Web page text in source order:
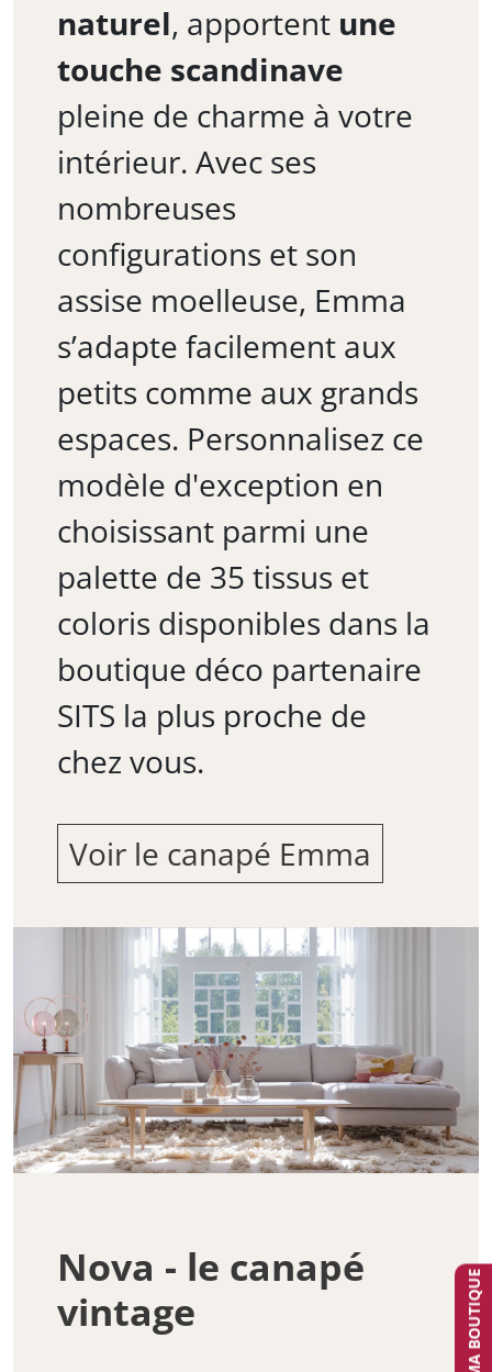
naturel, apportent une
touche scandinave
pleine de charme à votre
intérieur. Avec ses
nombreuses
configurations et son
assise moelleuse, Emma
s’adapte facilement aux
petits comme aux grands
espaces. Personnalisez ce
modèle d'exception en
choisissant parmi une
palette de 35 tissus et
coloris disponibles dans la
boutique déco partenaire
SITS la plus proche de
chez vous.
Voir le canapé Emma
Nova - le canapé
vintage